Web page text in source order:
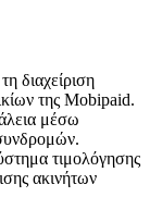
διαχείριση
της Mobipaid.
μέσω
τιμολόγησης
ακινήτων